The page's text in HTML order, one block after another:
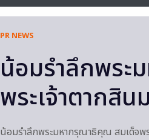
PR NEWS
น้อมรำลึกพระ
พระเจ้าตากสิน
น้อมรำลึกพระมหากรุณาธิคุณ สมเด็จพร